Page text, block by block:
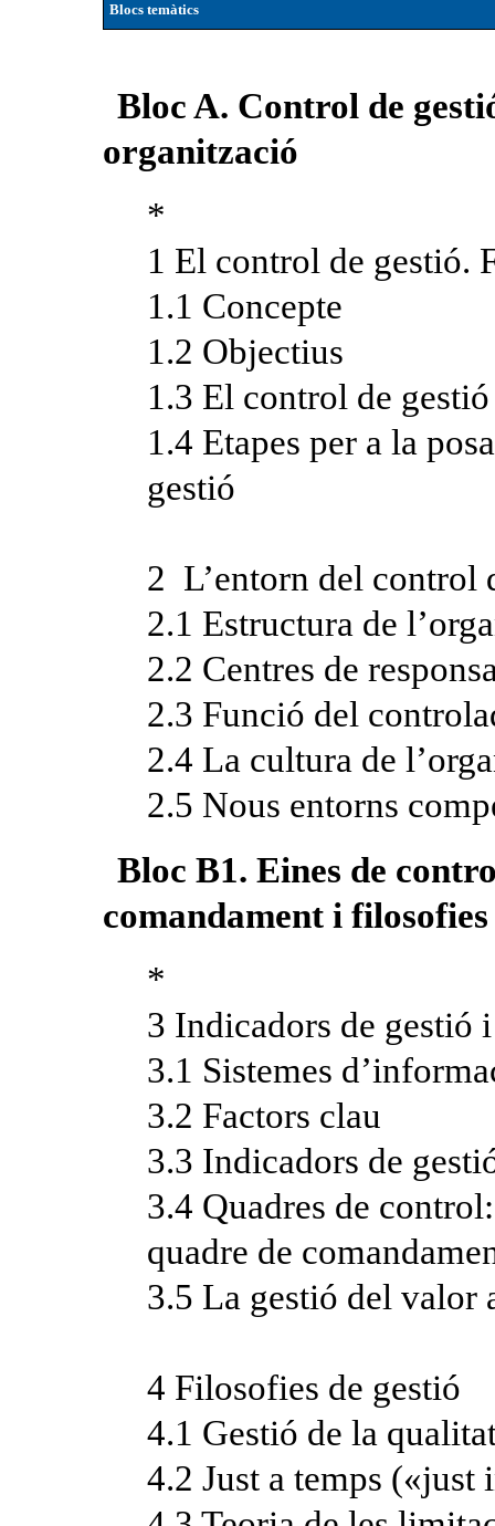
Blocs temàtics
Bloc A. Control de
organització
*
1 El control de gestió.
1.1 Concepte
1.2 Objectius
1.3 El control de
1.4 Etapes per a la
gestió
2 L’entorn del control
2.1 Estructura de
2.2 Centres de
2.3 Funció del
2.4 La cultura de
2.5 Nous entorns
Bloc B1. Eines de
comandament i filosofies
*
3 Indicadors de gestió
3.1 Sistemes
3.2 Factors clau
3.3 Indicadors de
3.4 Quadres de
quadre de
3.5 La gestió del valor
4 Filosofies de gestió
4.1 Gestió de la
4.2 Just a temps («just